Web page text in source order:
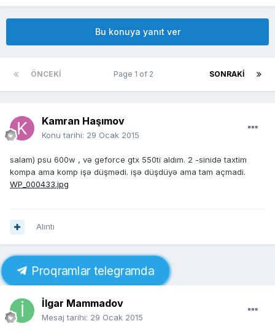
Bu konuya yanıt ver
ÖNCEKI SONRAKI
Page 1 of 2
Kamran Haşımov
Konu tarihi: 29 Ocak 2015
salam) psu 600w , və geforce gtx 550ti aldım. 2 -sinidə taxtim
kompa ama komp işə düşmədi. işə düşdüyə ama tam açmadi.
WP_000433.jpg
Alıntı
Proqramlar telegramda
İlgar Mammadov
Mesaj tarihi: 29 Ocak 2015